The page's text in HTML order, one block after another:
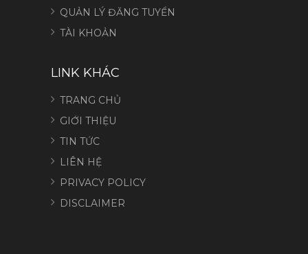
QUẢN LÝ ĐĂNG TUYỂN
TÀI KHOẢN
LINK KHÁC
TRANG CHỦ
GIỚI THIỆU
TIN TỨC
LIÊN HỆ
PRIVACY POLICY
DISCLAIMER